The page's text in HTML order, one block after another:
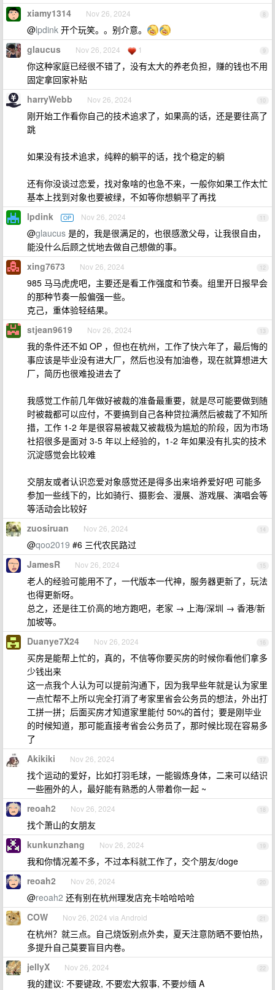
8
xiamy1314 Nov 26, 2024
@lpdink 开个玩笑。。别介意。
9
glaucus Nov 26, 2024 1
你这种家庭已经很不错了，没有太大的养老负担，赚的钱也不用
固定拿回家补贴
10
harryWebb Nov 26, 2024
刚开始工作看你自己的技术追求了，如果高的话，还是要往高了
跳
如果没有技术追求，纯粹的躺平的话，找个稳定的躺
还有你没谈过恋爱，找对象啥的也急不来，一般你如果工作太忙
基本上找到对象也要被绿，不如等你想躺平了再找
11
lpdink OP Nov 26, 2024
@glaucus 是的，我是很满足的，也很感激父母，让我很自由，
能没什么后顾之忧地去做自己想做的事。
12
xing7673 Nov 26, 2024
985 马马虎虎吧，主要还是看工作强度和节奏。组里开日报早会
的那种节奏一般偏强一些。
克己，重体验轻结果。
13
stjean9619 Nov 26, 2024
我的条件还不如 OP ，但也在杭州，工作了快六年了，最后悔的
事应该是毕业没有进大厂，然后也没有加油卷，现在就算想进大
厂，简历也很难投进去了
我感觉工作前几年做好被裁的准备最重要，就是尽可能要做到随
时被裁都可以应付，不要搞到自己各种贷拉满然后被裁了不知所
措，工作 1-2 年是很容易被裁又被裁极为尴尬的阶段，因为市场
社招很多是面对 3-5 年以上经验的，1-2 年如果没有扎实的技术
沉淀感觉会比较难
交朋友或者认识恋爱对象感觉还是得多出来培养爱好吧 可能多
参加一些线下的，比如骑行、摄影会、漫展、游戏展、演唱会等
等活动会比较好
14
zuosiruan Nov 26, 2024
@qoo2019 #6 三代农民路过
15
JamesR Nov 26, 2024
老人的经验可能用不了，一代版本一代神，服务器更新了，玩法
也得更新呀。
总之，还是往工价高的地方跑吧，老家 → 上海/深圳 → 香港/新
加坡等。
16
Duanye7X24 Nov 26, 2024
买房是能帮上忙的，真的，不信等你要买房的时候你看他们拿多
少钱出来
这一点我个人认为可以提前沟通下，因为我早些年就是认为家里
一点忙帮不上所以完全打消了考家里省会公务员的想法，外出打
工拼一拼；后面买房才知道家里能付 50%的首付；要是刚毕业
的时候知道，那可能直接考省会公务员了，那时候比现在容易多
了
17
Akikiki Nov 26, 2024
找个运动的爱好，比如打羽毛球，一能锻炼身体，二来可以结识
一些圈外的人，最好能有熟悉的人带着你一起 ~
18
reoah2 Nov 26, 2024
找个萧山的女朋友
19
kunkunzhang Nov 26, 2024
我和你情况差不多，不过本科就工作了，交个朋友/doge
20
reoah2 Nov 26, 2024
@reoah2 还有别在杭州理发店充卡哈哈哈哈
21
COW Nov 26, 2024 via Android
在杭州？就三点。自己烧饭别点外卖，夏天注意防晒不要怕热，
多提升自己莫要盲目内卷。
22
jellyX Nov 26, 2024
我的建议: 不要键政, 不要宏大叙事, 不要炒缅 A